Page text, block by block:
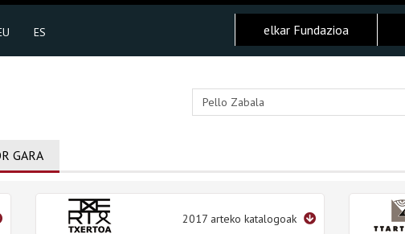
ES elkar Fundazioa
GARA
2017 arteko katalogoak